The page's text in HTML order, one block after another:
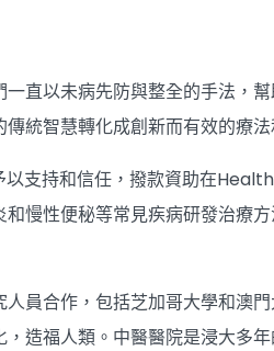
直以未病先防與整全的手法，
統智慧轉化成創新而有效的療法
支持和信任，撥款資助在
慢性便秘等常見疾病研發治療
員合作，包括芝加哥大學和澳
造福人類。中醫醫院是浸大多